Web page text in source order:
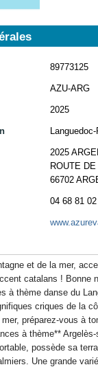
89773125
AZU-ARG
2025
2025
ROUTE
66702
04 68 81
et de la mer,
catalans ! Bonne
à thème danse du
criques de la
préparez-vous à
à thème**
possède sa
Une grande